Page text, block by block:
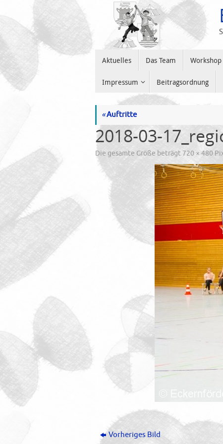
springen
Inhalt
Aktuelles Das Team Workshop
Impressum Beitragsordnung
«Auftritte
2018-03-
Die gesamte Größe beträgt720 × 480
Vorheriges Bild